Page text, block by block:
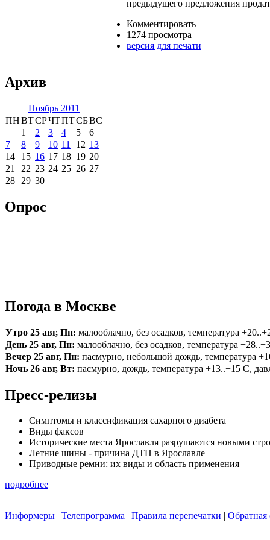
предыдущего предложения
Комментировать
1274 просмотра
версия для печати
Архив
Ноябрь 2011
ПНВТСРЧТПТСБВС
1
2 3 4 5
6
7
8 9 10 11 12 13
14
15 16 17 18 19 20
21
22 23 24 25 26 27
28
29 30
Опрос
Погода в Москве
Утро 25 авг, Пн: малооблачно, без осадков, температура
День 25 авг, Пн: малооблачно, без осадков, температура
Вечер 25 авг, Пн: пасмурно, небольшой дождь, температура
Ночь 26 авг, Вт: пасмурно, дождь, температура +13..+15 С,
Пресс-релизы
Симптомы и классификация сахарного диабета
Виды факсов
Исторические места Ярославля разрушаются новыми
Летние шины - причина ДТП в Ярославле
Приводные ремни: их виды и область применения
подробнее
Информеры | Телепрограмма | Правила перепечатки | Обратная